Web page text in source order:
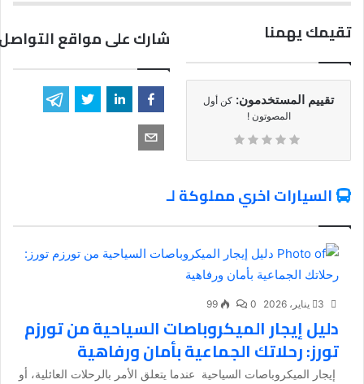
تقيمك يهمنا
تقييم المستخدمون: كن أول
المصوتون !
شارك على مواقع
السيارات اخري مملوكة لـ
3 يناير، 2026 0
99
دليل إيجار الميكروباصات السياحية من تورزم
تورز: رحلاتك الجماعية بأمان ورفاهية
إيجار الميكروباصات السياحية عندما يتعلق الأمر بالرحلات العائلية، أو